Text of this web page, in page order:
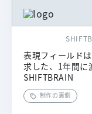
表現フィールド
求した、1年間に
SHIFTBRAIN
制作の裏側